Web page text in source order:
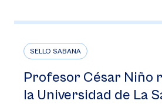
SELLO SABANA
Profesor César Niño
la Universidad de La